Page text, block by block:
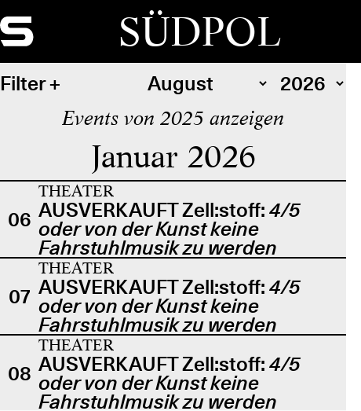
SÜDPOL
Filter
Events von 2025 anzeigen
Januar 2026
06
THEATER
AUSVERKAUFT Zell:stoff: 4/5
oder von der Kunst keine
Fahrstuhlmusik zu werden
07
THEATER
AUSVERKAUFT Zell:stoff: 4/5
oder von der Kunst keine
Fahrstuhlmusik zu werden
08
THEATER
AUSVERKAUFT Zell:stoff: 4/5
oder von der Kunst keine
Fahrstuhlmusik zu werden